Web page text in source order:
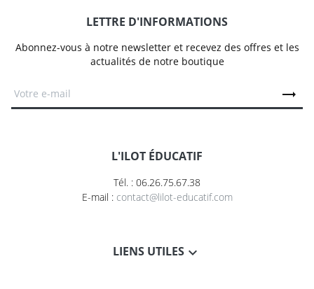
L'ILOT ÉDUCATIF
Tél. : 06.26.75.67.38
E-mail : contact@lilot-educatif.com
LIENS UTILES
LETTRE D'INFORMATIONS
Abonnez-vous à notre newsletter et recevez des offres et les
actualités de notre boutique